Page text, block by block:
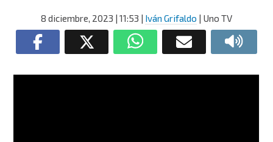
8 diciembre, 2023 | 11:53 | Iván Grifaldo | Uno TV